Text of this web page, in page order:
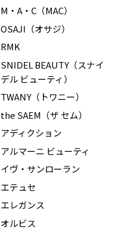
M・A・C（MAC）
OSAJI（オサジ）
RMK
SNIDEL BEAUTY（スナイ
デル ビューティ）
TWANY（トワニー）
the SAEM（ザ セム）
アディクション
アルマーニ ビューティ
イヴ・サンローラン
エテュセ
エレガンス
オルビス